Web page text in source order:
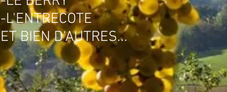
-L'ENTRECOTE
ET BIEN D'AUTRES...